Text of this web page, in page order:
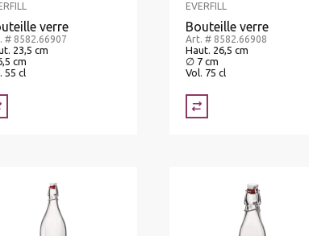
verre
# 8582.66907
23,5 cm
cm
55 cl
EVERFILL
Bouteille verre
Art. # 8582.66908
Haut. 26,5 cm
∅ 7 cm
Vol. 75 cl